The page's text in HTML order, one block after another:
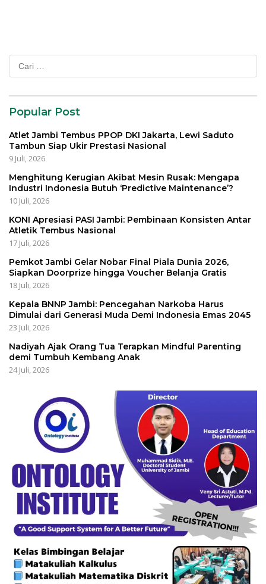
Cari
untuk:
Popular Post
Atlet Jambi Tembus PPOP DKI Jakarta, Lewi Saduto
Tambun Siap Ukir Prestasi Nasional
9 Juli, 2026
Menghitung Kerugian Akibat Mesin Rusak: Mengapa
Industri Indonesia Butuh ‘Predictive Maintenance’?
10 Juli, 2026
KONI Apresiasi PASI Jambi: Pembinaan Konsisten Antar
Atletik Tembus Nasional
17 Juli, 2026
Pemkot Jambi Gelar Nobar Final Piala Dunia 2026,
Siapkan Doorprize hingga Voucher Belanja Gratis
18 Juli, 2026
Kepala BNNP Jambi: Pencegahan Narkoba Harus
Dimulai dari Generasi Muda Demi Indonesia Emas 2045
23 Juli, 2026
Nadiyah Ajak Orang Tua Terapkan Mindful Parenting
demi Tumbuh Kembang Anak
24 Juli, 2026